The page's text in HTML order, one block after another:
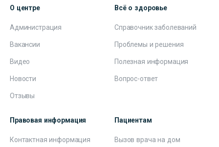
О центре
Администрация
Вакансии
Видео
Новости
Отзывы
Всё о здоровье
Справочник заболеваний
Проблемы и решения
Полезная информация
Вопрос-ответ
Правовая информация
Контактная информация
Пациентам
Вызов врача на дом